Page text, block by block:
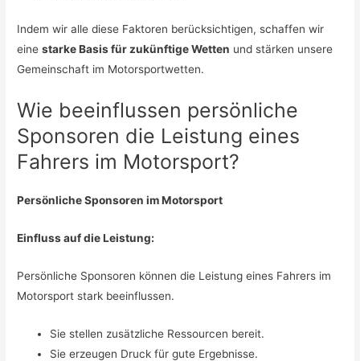
Indem wir alle diese Faktoren berücksichtigen, schaffen wir
einestarke Basis für zukünftige Wetten und stärken unsere
Gemeinschaft im Motorsportwetten.
Wie beeinflussen persönliche
Sponsoren die Leistung eines
Fahrers im Motorsport?
Persönliche Sponsoren im Motorsport
Einfluss auf die Leistung:
Persönliche Sponsoren können die Leistung eines Fahrers im
Motorsport stark beeinflussen.
Sie stellen zusätzliche Ressourcen bereit.
Sie erzeugen Druck für gute Ergebnisse.